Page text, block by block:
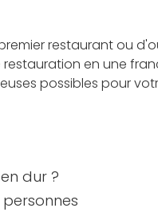
restaurant ou
en une
possibles pour
dur ?